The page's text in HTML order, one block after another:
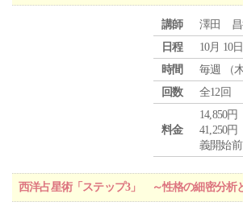
講師
澤田 昌
日程
10月 10
時間
毎週 （
回数
全12回
料金
14,850
41,250
義開始前
西洋占星術「ステップ3」 ～性格の細密分析